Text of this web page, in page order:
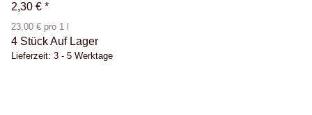
2,30 € *
23,00 € pro 1 l
4 Stück Auf Lager
Lieferzeit: 3 - 5 Werktage